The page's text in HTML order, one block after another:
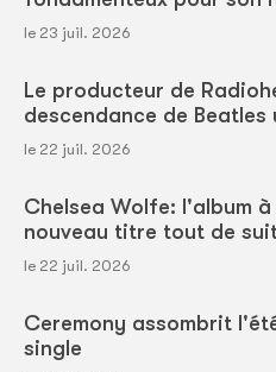
le 23 juil. 2026
Le producteur de
descendance de
le 22 juil. 2026
Chelsea Wolfe: l'album
nouveau titre tout de
le 22 juil. 2026
Ceremony assombrit
single